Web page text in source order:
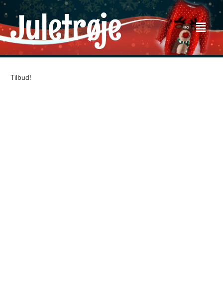
Juletrøje
Tilbud!